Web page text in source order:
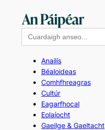
contentSearch
for:
Anailís
Béaloideas
Comhfhreagras
Cultúr
Eagarfhocal
Eolaíocht
Gaeilge & Gaeltacht